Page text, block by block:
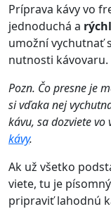
Príprava kávy vo
jednoduchá a
umožní vychutnať
nutnosti kávovaru.
Pozn. Čo presne je
si vďaka nej
kávu, sa dozviete vo
kávy.
Ak už všetko
viete, tu je
pripraviť lahodnú